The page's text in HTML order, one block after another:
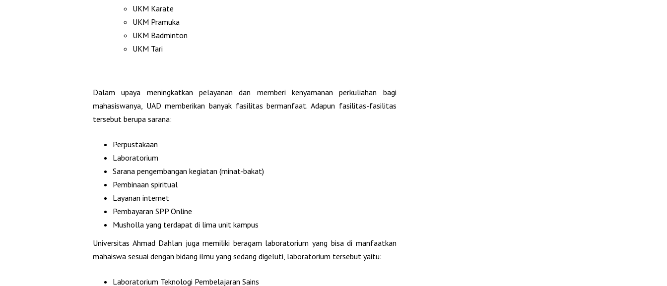
UKM Karate
UKM Pramuka
UKM Badminton
UKM Tari
Dalam upaya meningkatkan pelayanan dan memberi kenyamanan perkuliahan bagi
mahasiswanya, UAD memberikan banyak fasilitas bermanfaat. Adapun fasilitas-fasilitas
tersebut berupa sarana:
Perpustakaan
Laboratorium
Sarana pengembangan kegiatan (minat-bakat)
Pembinaan spiritual
Layanan internet
Pembayaran SPP Online
Musholla yang terdapat di lima unit kampus
Universitas Ahmad Dahlan juga memiliki beragam laboratorium yang bisa di manfaatkan
mahaiswa sesuai dengan bidang ilmu yang sedang digeluti, laboratorium tersebut yaitu:
Laboratorium Teknologi Pembelajaran Sains